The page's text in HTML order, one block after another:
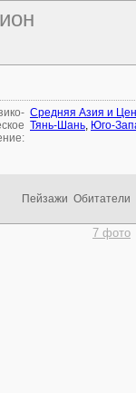
Средняя Азия и
Тянь-Шань, Юго-
Пейзажи Обитатели
7 фото